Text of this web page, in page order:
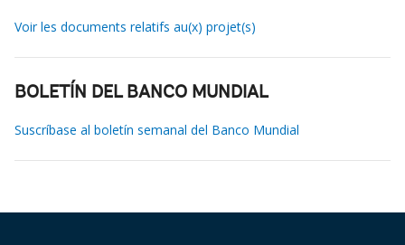
Voir les documents relatifs au(x) projet(s)
BOLETÍN DEL BANCO MUNDIAL
Suscríbase al boletín semanal del Banco Mundial